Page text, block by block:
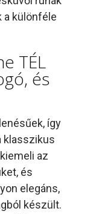
a különféle
TÉL
és
így
klasszikus
az
és
elegáns,
készült.